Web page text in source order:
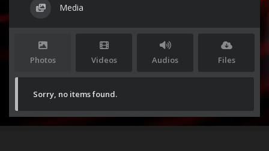
Media
Photos Videos Audios Files
Sorry, no items found.